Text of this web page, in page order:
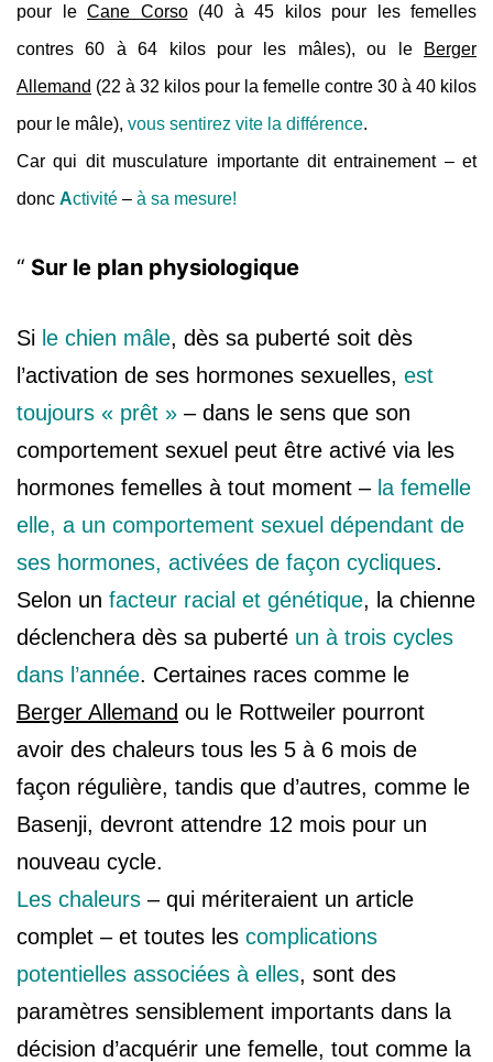
pour le Cane Corso(40 à 45 kilos pour les femelles
contres 60 à 64 kilos pour les mâles), ou le
Berger
Allemand (22 à 32 kilos pour la femelle contre 30 à 40 kilos
pour le mâle), vous sentirez vite la différence.
Car qui dit musculature importante dit entrainement – et
donc Activité – à sa mesure!
Sur le plan physiologique
Si le chien mâle, dès sa puberté soit dès
l’activation de ses hormones sexuelles, est
toujours « prêt » – dans le sens que son
comportement sexuel peut être activé via les
hormones femelles à tout moment – la femelle
elle, a un comportement sexuel dépendant de
ses hormones, activées de façon cycliques.
Selon un facteur racial et génétique, la chienne
déclenchera dès sa puberté un à trois cycles
dans l’année. Certaines races comme le
Berger Allemand ou le Rottweiler pourront
avoir des chaleurs tous les 5 à 6 mois de
façon régulière, tandis que d’autres, comme le
Basenji, devront attendre 12 mois pour un
nouveau cycle.
Les chaleurs – qui mériteraient un article
complet – et toutes les complications
potentielles associées à elles, sont des
paramètres sensiblement importants dans la
décision d’acquérir une femelle, tout comme la